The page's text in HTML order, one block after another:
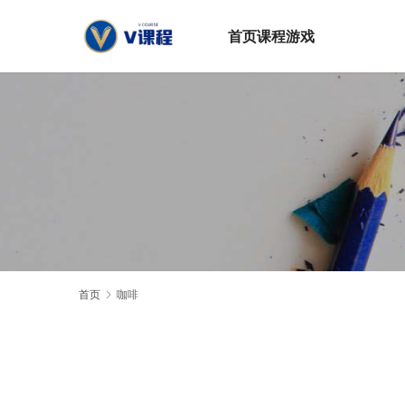
首页课程游戏
首页 咖啡